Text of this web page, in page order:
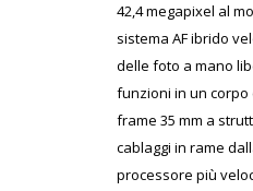
42,4 megapixel al
sistema AF ibrido
delle foto a mano
funzioni in un corpo
frame 35 mm a
cablaggi in rame
processore più